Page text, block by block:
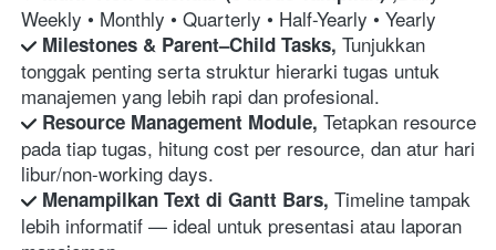
Weekly • Monthly • Quarterly • Half-Yearly • Yearly
Milestones & Parent–Child Tasks, Tunjukkan
tonggak penting serta struktur hierarki tugas untuk
manajemen yang lebih rapi dan profesional.
Resource Management Module, Tetapkan resource
pada tiap tugas, hitung cost per resource, dan atur hari
libur/non-working days.
Menampilkan Text di Gantt Bars, Timeline tampak
lebih informatif — ideal untuk presentasi atau laporan